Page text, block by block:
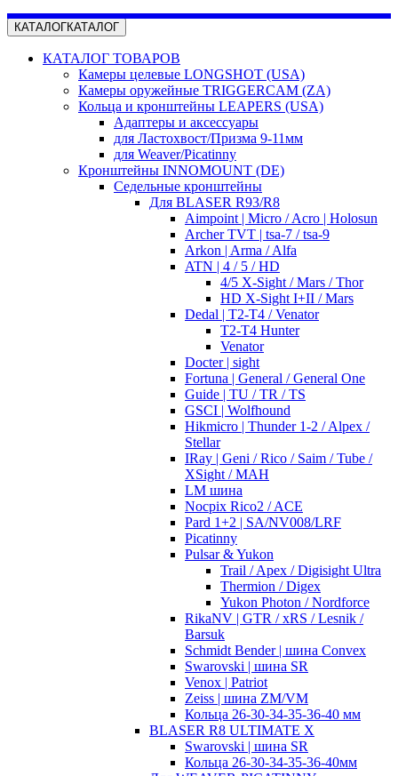
КАТАЛОГКАТАЛОГ
КАТАЛОГ ТОВАРОВ
Камеры целевые LONGSHOT (USA)
Камеры оружейные TRIGGERCAM (ZA)
Кольца и кронштейны LEAPERS (USA)
Адаптеры и аксессуары
для Ластохвост/Призма 9-11мм
для Weaver/Picatinny
Кронштейны INNOMOUNT (DE)
Седельные кронштейны
Для BLASER R93/R8
Aimpoint | Micro / Acro | Holosun
Archer TVT | tsa-7 / tsa-9
Arkon | Arma / Alfa
ATN | 4 / 5 / HD
4/5 X-Sight / Mars / Thor
HD X-Sight I+II / Mars
Dedal | T2-T4 / Venator
T2-T4 Hunter
Venator
Docter | sight
Fortuna | General / General One
Guide | TU / TR / TS
GSCI | Wolfhound
Hikmicro | Thunder 1-2 / Alpex /
Stellar
IRay | Geni / Rico / Saim / Tube /
XSight / MAH
LM шина
Nocpix Rico2 / ACE
Pard 1+2 | SA/NV008/LRF
Picatinny
Pulsar & Yukon
Trail / Apex / Digisight Ultra
Thermion / Digex
Yukon Photon / Nordforce
RikaNV | GTR / xRS / Lesnik /
Barsuk
Schmidt Bender | шина Convex
Swarovski | шина SR
Venox | Patriot
Zeiss | шина ZM/VM
Кольца 26-30-34-35-36-40 мм
BLASER R8 ULTIMATE X
Swarovski | шина SR
Кольца 26-30-34-35-36-40мм